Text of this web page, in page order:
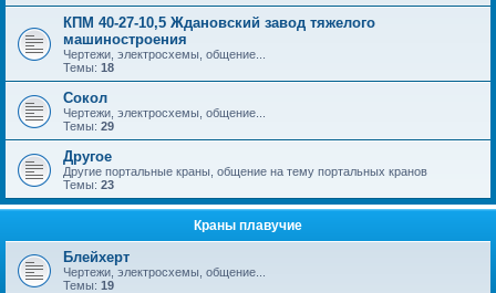
КПМ 40-27-10,5 Ждановский завод тяжелого
машиностроения
Чертежи, электросхемы, общение...
Темы: 18
Сокол
Чертежи, электросхемы, общение...
Темы: 29
Другое
Другие портальные краны, общение на тему портальных кранов
Темы: 23
Краны плавучие
Блейхерт
Чертежи, электросхемы, общение...
Темы: 19